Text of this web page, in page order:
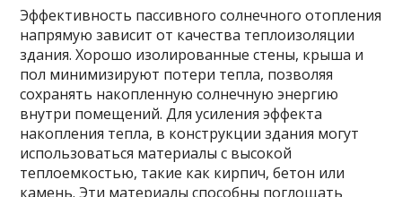
Эффективность пассивного солнечного отопления
напрямую зависит от качества теплоизоляции
здания. Хорошо изолированные стены, крыша и
пол минимизируют потери тепла, позволяя
сохранять накопленную солнечную энергию
внутри помещений. Для усиления эффекта
накопления тепла, в конструкции здания могут
использоваться материалы с высокой
теплоемкостью, такие как кирпич, бетон или
камень. Эти материалы способны поглощать